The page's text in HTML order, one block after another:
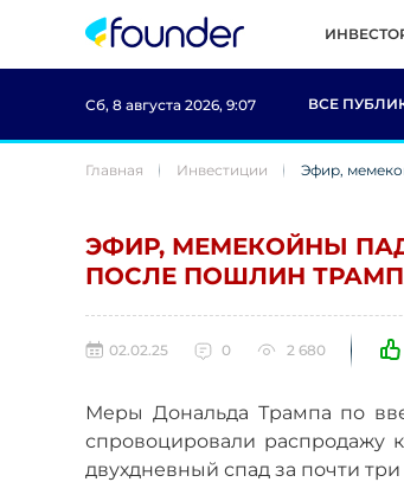
Сб, 8 августа 2026, 9:07 ВСЕ
Главная Инвестиции Эфир,
ЭФИР, МЕМЕКОЙНЫ
ПОСЛЕ ПОШЛИН
02.02.25 0 2 680
Меры Дональда Трампа по
спровоцировали распродажу
двухдневный спад за почти три